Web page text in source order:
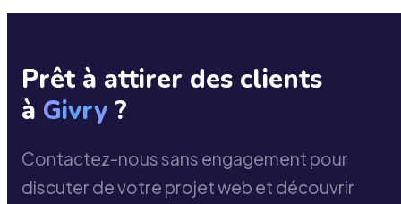
Prêt à attirer des clients
à Givry ?
Contactez-nous sans engagement pour
discuter de votre projet web et découvrir